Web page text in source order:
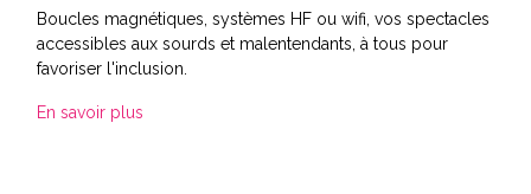
Boucles magnétiques, systèmes HF ou wifi, vos spectacles
accessibles aux sourds et malentendants, à tous pour
favoriser l'inclusion.
En savoir plus